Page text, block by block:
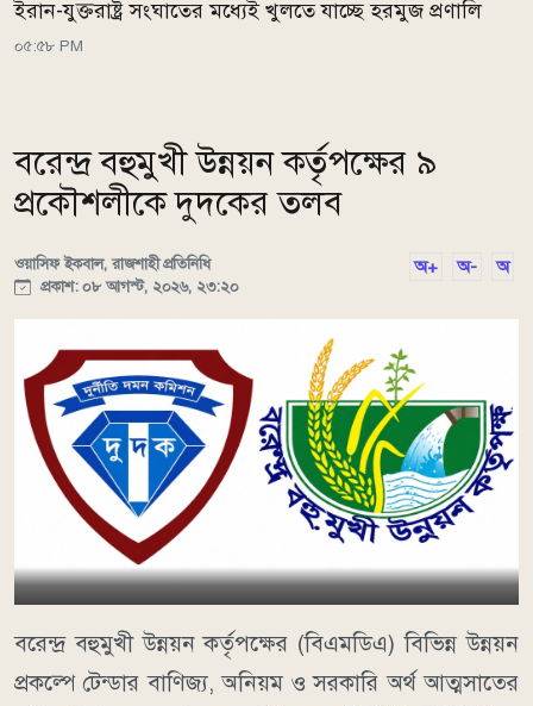
ইরান-যুক্তরাষ্ট্র সংঘাতের মধ্যেই খুলতে যাচ্ছে হরমুজ প্রণালি
০৫:৫৮ PM
বরেন্দ্র বহুমুখী উন্নয়ন কর্তৃপক্ষের ৯
প্রকৌশলীকে দুদকের তলব
ওয়াসিফ ইকবাল, রাজশাহী প্রতিনিধি
প্রকাশ: ০৮ আগস্ট, ২০২৬, ২৩:২০
অ+ অ- অ
বরেন্দ্র বহুমুখী উন্নয়ন কর্তৃপক্ষের (বিএমডিএ) বিভিন্ন উন্নয়ন
প্রকল্পে টেন্ডার বাণিজ্য, অনিয়ম ও সরকারি অর্থ আত্মসাতের